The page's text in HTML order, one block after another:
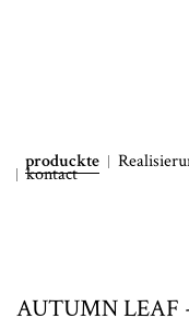
produckte
kontact
AUTUMN LEAF